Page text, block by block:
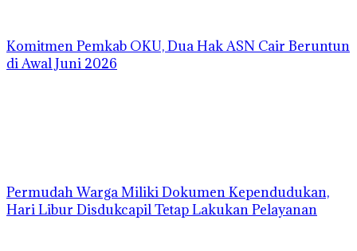
Komitmen Pemkab OKU, Dua Hak ASN Cair Beruntun
di Awal Juni 2026
Permudah Warga Miliki Dokumen Kependudukan,
Hari Libur Disdukcapil Tetap Lakukan Pelayanan